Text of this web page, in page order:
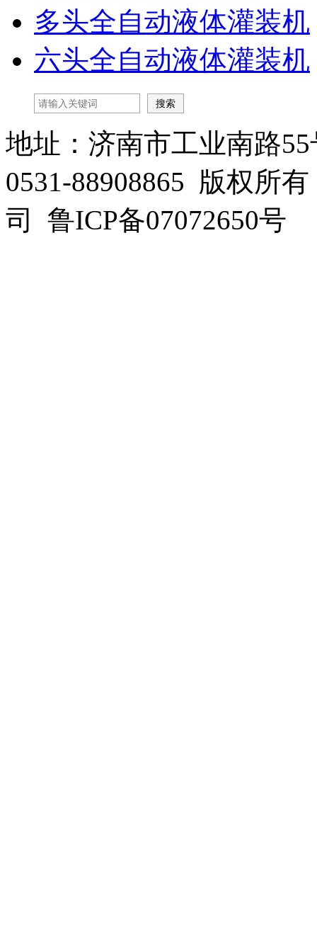
多头全自动液体灌装机
六头全自动液体灌装机
地址：济南市工业南路
0531-88908865 版权所
司 鲁ICP备07072650号